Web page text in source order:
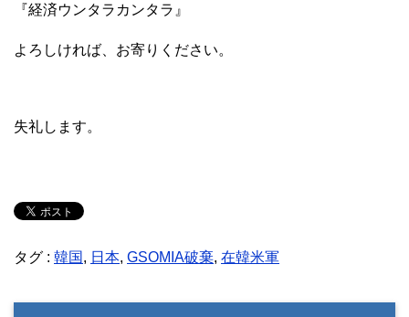
『経済ウンタラカンタラ』
よろしければ、お寄りください。
失礼します。
タグ : 韓国, 日本, GSOMIA破棄, 在韓米軍